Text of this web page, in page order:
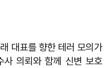
대표를 향한 테러 모의가
사 의뢰와 함께 신변 보호